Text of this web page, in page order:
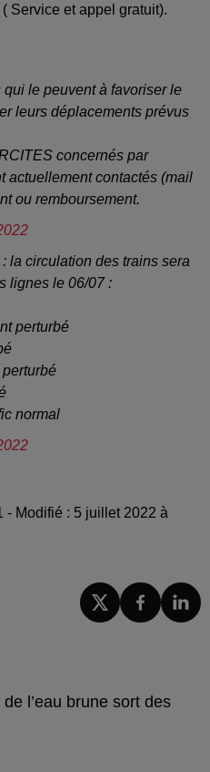
( Service et appel gratuit).
le peuvent à favoriser le
leurs déplacements prévus
concernés par
actuellement contactés (mail
ou remboursement.
la circulation des trains sera
lignes le 06/07 :
perturbé
perturbé
normal
- Modifié : 5 juillet 2022 à
l’eau brune sort des